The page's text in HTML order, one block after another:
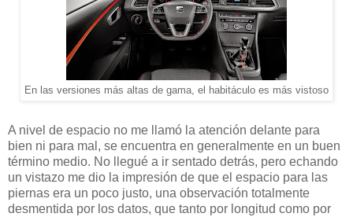
En las versiones más altas de gama, el habitáculo es más vistoso
A nivel de espacio no me llamó la atención delante para
bien ni para mal, se encuentra en generalmente en un buen
término medio. No llegué a ir sentado detrás, pero echando
un vistazo me dio la impresión de que el espacio para las
piernas era un poco justo, una observación totalmente
desmentida por los datos, que tanto por longitud como por